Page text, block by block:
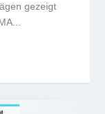
gezeigt